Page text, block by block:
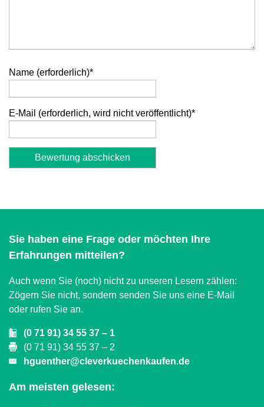
Name (erforderlich)*
E-Mail (erforderlich, wird nicht veröffentlicht)*
Sie haben eine Frage oder möchten Ihre
Erfahrungen mitteilen?
Auch wenn Sie (noch) nicht zu unseren Lesern zählen:
Zögern Sie nicht, sondern senden Sie uns eine E-Mail
oder rufen Sie an.
(0 71 91) 34 55 37 – 1
(0 71 91) 34 55 37 – 2
hguenther@cleverkuechenkaufen.de
Am meisten gelesen: